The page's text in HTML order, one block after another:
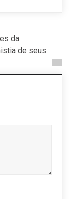
da
de seus